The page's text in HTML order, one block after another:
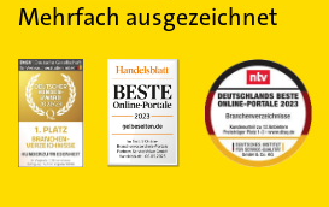
Mehrfach ausgezeichnet